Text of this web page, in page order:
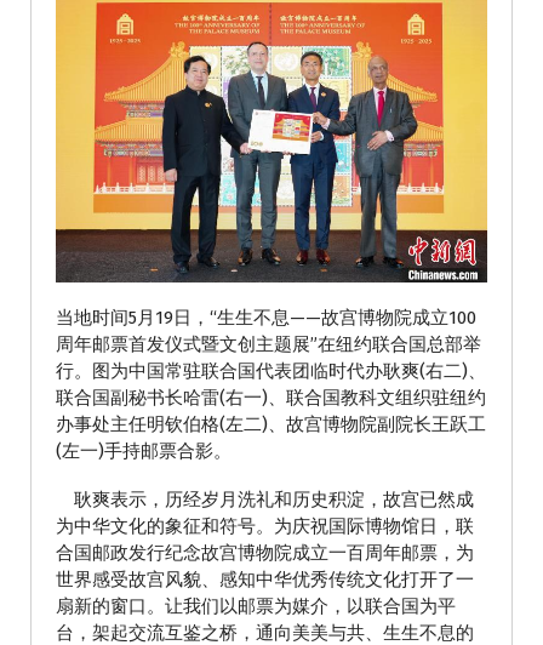
当地时间5月19日，“生生不息——故宫博物院成立100
周年邮票首发仪式暨文创主题展”在纽约联合国总部举
行。图为中国常驻联合国代表团临时代办耿爽(右二)、
联合国副秘书长哈雷(右一)、联合国教科文组织驻纽约
办事处主任明钦伯格(左二)、故宫博物院副院长王跃工
(左一)手持邮票合影。
耿爽表示，历经岁月洗礼和历史积淀，故宫已然成
为中华文化的象征和符号。为庆祝国际博物馆日，联
合国邮政发行纪念故宫博物院成立一百周年邮票，为
世界感受故宫风貌、感知中华优秀传统文化打开了一
扇新的窗口。让我们以邮票为媒介，以联合国为平
台，架起交流互鉴之桥，通向美美与共、生生不息的